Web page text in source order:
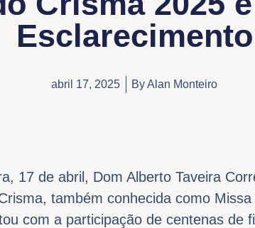
Esclarecimento
abril 17, 2025 ByAlan Monteiro
17 de abril, Dom Alberto Taveira
também conhecida como
com a participação de centenas de